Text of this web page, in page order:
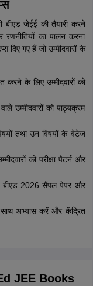
बीएड जेईई की तैयारी करने
का पालन करना
दिए गए हैं जो उम्मीदवारों के
करने के लिए उम्मीदवारों को
उम्मीदवारों को पाठ्यक्रम
तथा उन विषयों के वेटेज
को परीक्षा पैटर्न और
बीएड 2026 सैंपल पेपर और
साथ अभ्यास करें और केंद्रित
JEE Books